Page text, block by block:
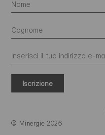
Iscrizione
© Minergie 2026